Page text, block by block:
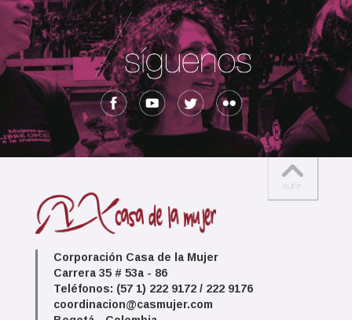
Corporación Casa de la Mujer
Carrera 35 # 53a - 86
Teléfonos: (57 1) 222 9172 / 222 9176
coordinacion@casmujer.com